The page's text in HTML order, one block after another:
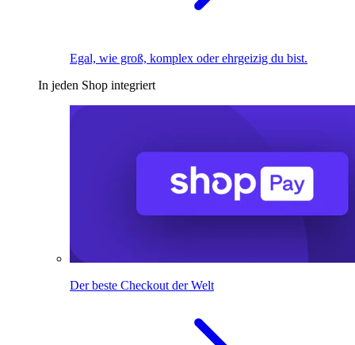
Egal, wie groß, komplex oder ehrgeizig du bist.
In jeden Shop integriert
Der beste Checkout der Welt